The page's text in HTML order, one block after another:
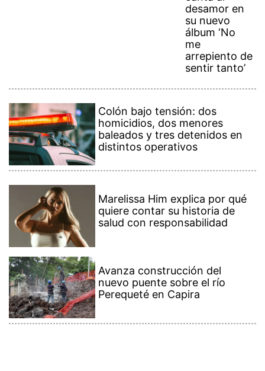
desamor en
su nuevo
álbum ‘No
me
arrepiento de
sentir tanto’
Colón bajo tensión: dos
homicidios, dos menores
baleados y tres detenidos en
distintos operativos
Marelissa Him explica por qué
quiere contar su historia de
salud con responsabilidad
Avanza construcción del
nuevo puente sobre el río
Perequeté en Capira